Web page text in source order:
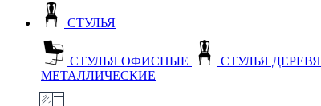
СТУЛЬЯ
СТУЛЬЯ ОФИСНЫЕ СТУЛЬЯ
МЕТАЛЛИЧЕСКИЕ